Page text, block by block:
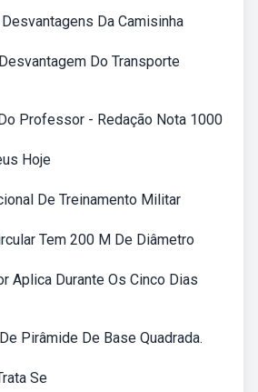
Da Camisinha
Do Transporte
Professor - Redação Nota 1000
Hoje
De Treinamento Militar
Tem 200 M De Diâmetro
Aplica Durante Os Cinco Dias
Pirâmide De Base Quadrada.
Se